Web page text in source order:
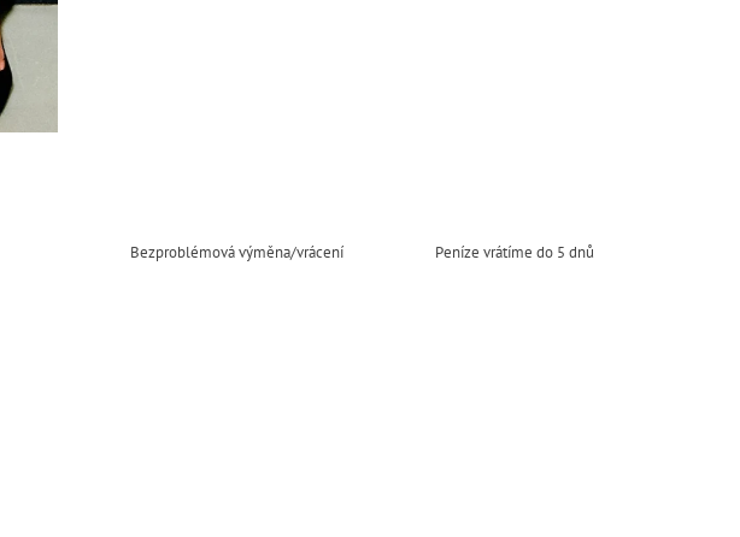
Bezproblémová výměna/vrácení Peníze vrátíme do 5 dnů